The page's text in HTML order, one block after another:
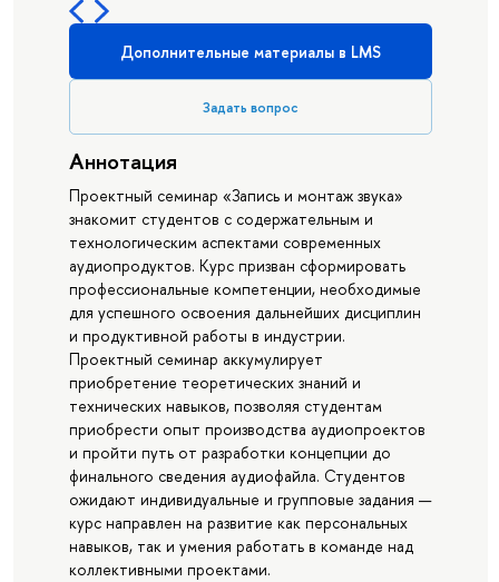
Дополнительные материалы в LMS
Задать вопрос
Аннотация
Проектный семинар «Запись и монтаж звука»
знакомит студентов с содержательным и
технологическим аспектами современных
аудиопродуктов. Курс призван сформировать
профессиональные компетенции, необходимые
для успешного освоения дальнейших дисциплин
и продуктивной работы в индустрии.
Проектный семинар аккумулирует
приобретение теоретических знаний и
технических навыков, позволяя студентам
приобрести опыт производства аудиопроектов
и пройти путь от разработки концепции до
финального сведения аудиофайла. Студентов
ожидают индивидуальные и групповые задания —
курс направлен на развитие как персональных
навыков, так и умения работать в команде над
коллективными проектами.